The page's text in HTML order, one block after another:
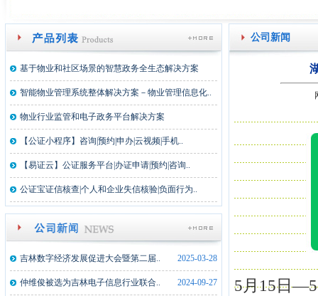
基于物业和社区场景的智慧政务全生态解决方案
智能物业管理系统整体解决方案－物业管理信息化..
物业行业监管和电子政务平台解决方案
【公证小程序】咨询|预约|申办|云视频|手机..
【易证云】公证服务平台|办证申请|预约|咨询..
公证宝证信核查|个人和企业失信核验|负面行为..
吉林数字经济发展促进大会暨第二届.. 2025-03-28
仲维俊被选为吉林电子信息行业联合.. 2024-09-27
公司新闻
5月15日—5